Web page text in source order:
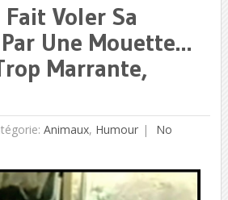
Voler Sa
Une Mouette…
Marrante,
Animaux, Humour
No